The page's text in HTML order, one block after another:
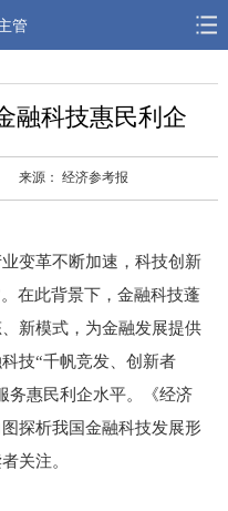
管
思想
科技惠民利企
来源： 经济参考报
变革不断加速，科技创新
在此背景下，金融科技蓬
新模式，为金融发展提供
技“千帆竞发、创新者
务惠民利企水平。《经济
探析我国金融科技发展形
关注。